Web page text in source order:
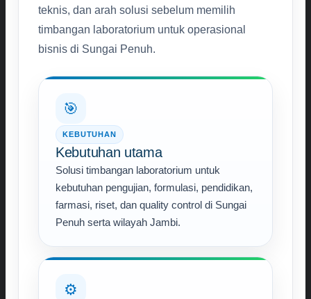
teknis, dan arah solusi sebelum memilih
timbangan laboratorium untuk operasional
bisnis di Sungai Penuh.
🎯
KEBUTUHAN
Kebutuhan utama
Solusi timbangan laboratorium untuk
kebutuhan pengujian, formulasi, pendidikan,
farmasi, riset, dan quality control di Sungai
Penuh serta wilayah Jambi.
⚙️